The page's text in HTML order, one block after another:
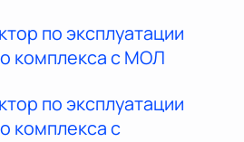
по эксплуатации
комплекса с МОЛ
по эксплуатации
комплекса с